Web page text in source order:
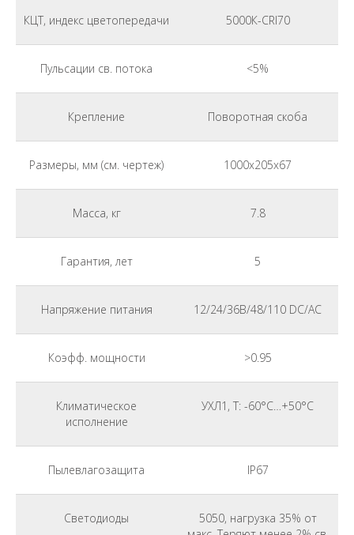
КЦТ, индекс цветопередачи 5000К-CRI70
Пульсации св. потока <5%
Крепление Поворотная скоба
Размеры, мм (см. чертеж) 1000x205x67
Масса, кг 7.8
Гарантия, лет 5
Напряжение питания 12/24/36В/48/110 DC/AC
Коэфф. мощности >0.95
Климатическое
исполнение
УХЛ1, Т: -60°С…+50°С
Пылевлагозащита IP67
Светодиоды
5050, нагрузка 35% от